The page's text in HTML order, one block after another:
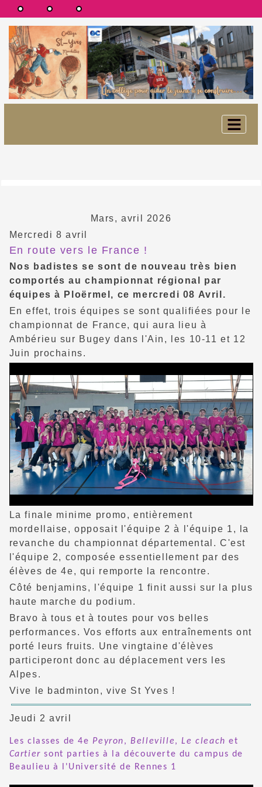
Mars, avril 2026
Mercredi 8 avril
En route vers le France !
Nos badistes se sont de nouveau très bien
comportés au championnat régional par
équipes à Ploërmel, ce mercredi 08 Avril.
En effet, trois équipes se sont qualifiées pour le
championnat de France, qui aura lieu à
Ambérieu sur Bugey dans l'Ain, les 10-11 et 12
Juin prochains.
La finale minime promo, entièrement
mordellaise, opposait l'équipe 2 à l'équipe 1, la
revanche du championnat départemental. C'est
l'équipe 2, composée essentiellement par des
élèves de 4e, qui remporte la rencontre.
Côté benjamins, l'équipe 1 finit aussi sur la plus
haute marche du podium.
Bravo à tous et à toutes pour vos belles
performances. Vos efforts aux entraînements ont
porté leurs fruits. Une vingtaine d'élèves
participeront donc au déplacement vers les
Alpes.
Vive le badminton, vive St Yves !
Jeudi 2 avril
Les classes de 4e Peyron,Belleville,Le cleach et
Cartier sont parties à la découverte du campus de
Beaulieu à l'Université de Rennes 1